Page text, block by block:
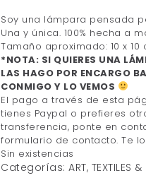
Soy una lámpara pensada
Una y única. 100% hecha a
Tamaño aproximado: 10 x 10
*NOTA: SI QUIERES UNA
LAS HAGO POR ENCARGO
CONMIGO Y LO VEMOS
El pago a través de esta
tienes Paypal o prefieres
transferencia, ponte en
formulario de contacto. Te
Sin existencias
Categorías:ART, TEXTILES